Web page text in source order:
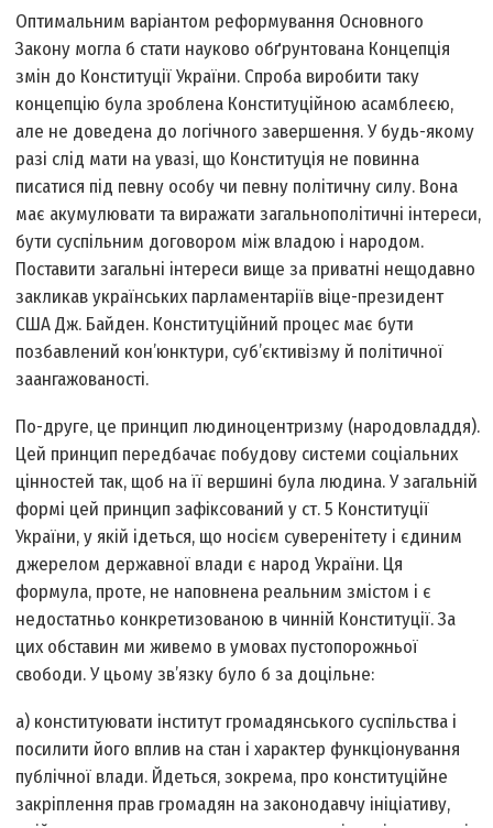
Оптимальним варіантом реформування Основного
Закону могла б стати науково обґрунтована Концепція
змін до Конституції України. Спроба виробити таку
концепцію була зроблена Конституційною асамблеєю,
але не доведена до логічного завершення. У будь-якому
разі слід мати на увазі, що Конституція не повинна
писатися під певну особу чи певну політичну силу. Вона
має акумулювати та виражати загальнополітичні інтереси,
бути суспільним договором між владою і народом.
Поставити загальні інтереси вище за приватні нещодавно
закликав українських парламентаріїв віце-президент
США Дж. Байден. Конституційний процес має бути
позбавлений кон’юнктури, суб’єктивізму й політичної
заангажованості.
По-друге, це принцип людиноцентризму (народовладдя).
Цей принцип передбачає побудову системи соціальних
цінностей так, щоб на її вершині була людина. У загальній
формі цей принцип зафіксований у ст. 5 Конституції
України, у якій ідеться, що носієм суверенітету і єдиним
джерелом державної влади є народ України. Ця
формула, проте, не наповнена реальним змістом і є
недостатньо конкретизованою в чинній Конституції. За
цих обставин ми живемо в умовах пустопорожньої
свободи. У цьому зв’язку було б за доцільне:
а) конституювати інститут громадянського суспільства і
посилити його вплив на стан і характер функціонування
публічної влади. Йдеться, зокрема, про конституційне
закріплення прав громадян на законодавчу ініціативу,